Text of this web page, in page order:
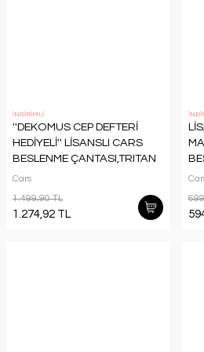
İNDİRİMLİ
''DEKOMUS CEP DEFTERİ
HEDİYELİ'' LİSANSLI CARS
BESLENME ÇANTASI,TRITAN
MATARA 500 ML VE 2 KATLI
Cars
1.499,90 TL
1.274,92 TL